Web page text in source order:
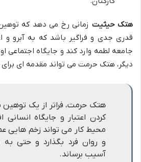
هتک حیثیت زمانی رخ می دهد که
قدری جدی و فراگیر باشد که به آبرو و
جامعه لطمه وارد کند و جایگاه اجتماعی
دیگر، هتک حرمت می تواند مقدمه ای
هتک حرمت، فراتر از یک توهین
کردن اعتبار و جایگاه انسانی
محیط کار می تواند زخم هایی
و روان فرد بگذارد و حتی به
آسیب برساند.